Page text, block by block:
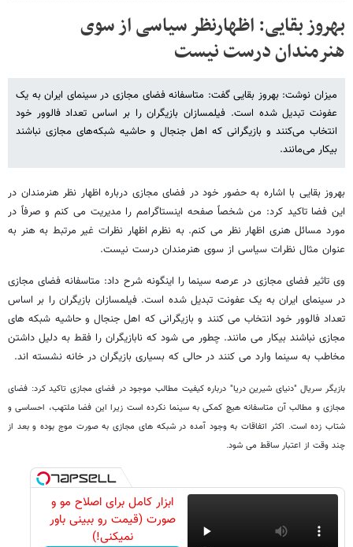
بهروز بقایی: اظهارنظر سیاسی از سوی
هنرمندان درست نیست
میزان نوشت: بهروز بقایی گفت: متاسفانه فضای مجازی در سینمای ایران به یک
عفونت تبدیل شده است. فیلمسازان بازیگران را بر اساس تعداد فالوور خود
انتخاب می‌کنند و بازیگرانی که اهل جنجال و حاشیه شبکه‌های مجازی نباشند
بیکار می‌مانند.
بهروز بقایی با اشاره به حضور خود در فضای مجازی درباره اظهار نظر هنرمندان در
این فضا تاکید کرد: من شخصاً صفحه اینستاگرامم را مدیریت می کنم و صرفاً در
مورد مسائل هنری اظهار نظر می کنم. به نظرم اظهار نظرات غیر مرتبط به هنر به
عنوان مثال نظرات سیاسی از سوی هنرمندان درست نیست.
وی تاثیر فضای مجازی در عرصه سینما را اینگونه شرح داد: متاسفانه فضای مجازی
در سینمای ایران به یک عفونت تبدیل شده است. فیلمسازان بازیگران را بر اساس
تعداد فالوور خود انتخاب می کنند و بازیگرانی که اهل جنجال و حاشیه شبکه های
مجازی نباشند بیکار می مانند. چطور می شود که نابازیگران را فقط به دلیل داشتن
مخاطب به سینما وارد می کنند در حالی که بسیاری بازیگران در خانه نشسته اند.
بازیگر سریال "دنیای شیرین دریا" درباره کیفیت مطالب موجود در فضای مجازی تاکید کرد: فضای
مجازی و مطالب آن متاسفانه هیچ کمکی به سینما نکرده است زیرا این فضا ملتهب، احساسی و
شتاب زده است. اکثر اتفاقات به وجود آمده در شبکه های مجازی به صورت موج بوده و بعد از
چند وقت از اعتبار ساقط می شود.
ابزار کامل برای اصلاح مو و
صورت (قیمت رو ببینی باور
نمیکنی!)